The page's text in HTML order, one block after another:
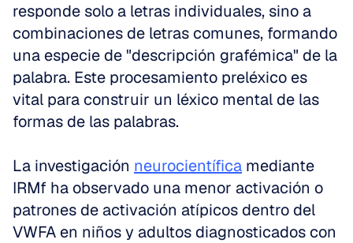
responde solo a letras individuales, sino a
combinaciones de letras comunes, formando
una especie de "descripción grafémica" de la
palabra. Este procesamiento preléxico es
vital para construir un léxico mental de las
formas de las palabras.
La investigación neurocientífica mediante
IRMf ha observado una menor activación o
patrones de activación atípicos dentro del
VWFA en niños y adultos diagnosticados con